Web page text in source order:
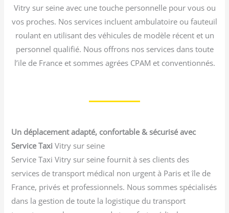
Vitry sur seine avec une touche personnelle pour vous ou
vos proches. Nos services incluent ambulatoire ou fauteuil
roulant en utilisant des véhicules de modèle récent et un
personnel qualifié. Nous offrons nos services dans toute
l’ile de France et sommes agrées CPAM et conventionnés.
Un déplacement adapté, confortable & sécurisé avec
Service Taxi Vitry sur seine
Service Taxi Vitry sur seine fournit à ses clients des
services de transport médical non urgent à Paris et île de
France, privés et professionnels. Nous sommes spécialisés
dans la gestion de toute la logistique du transport